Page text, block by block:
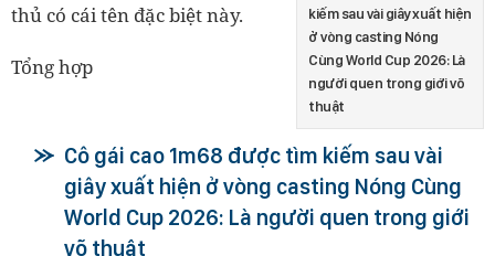
kiếm sau vài giây xuất hiện
ở vòng casting Nóng
Cùng World Cup 2026: Là
người quen trong giới võ
thuật
thủ có cái tên đặc biệt này.
Tổng hợp
Cô gái cao 1m68 được tìm kiếm sau vài
giây xuất hiện ở vòng casting Nóng Cùng
World Cup 2026: Là người quen trong giới
võ thuật